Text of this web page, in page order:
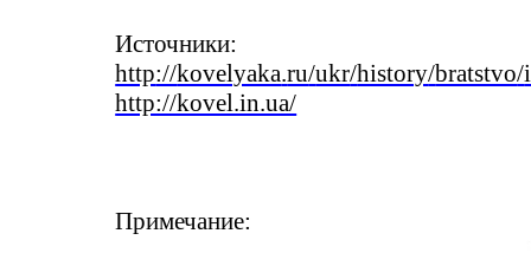
Источники:
http://kovelyaka.ru/ukr/history/bratstvo/
http://kovel.in.ua/
Примечание: